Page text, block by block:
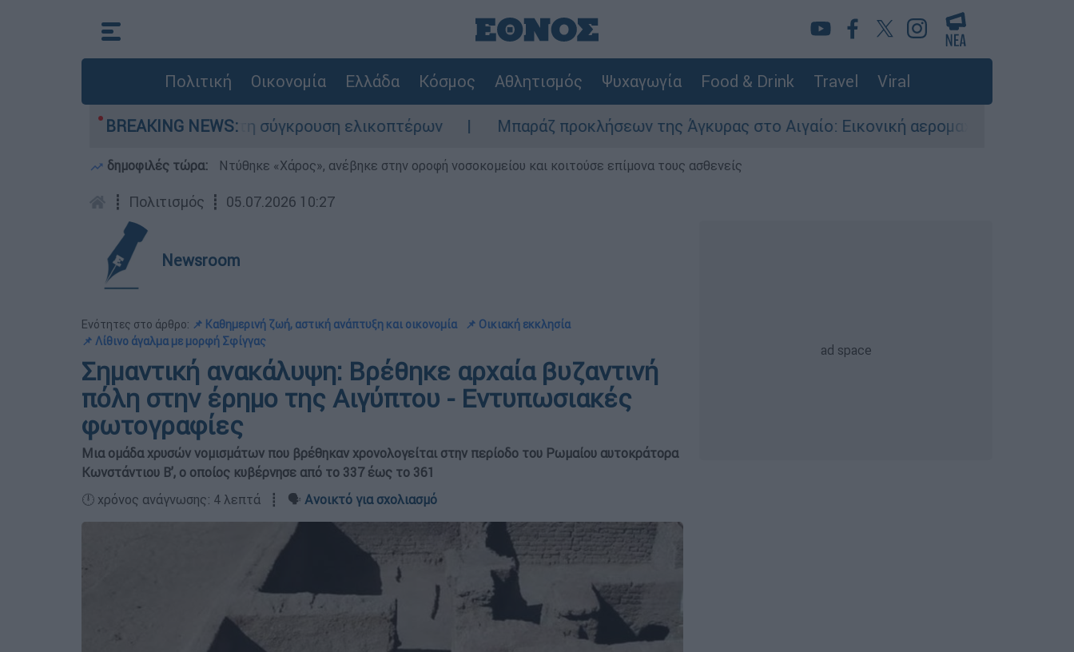
Πολιτική Οικονομία Ελλάδα Κόσμος Αθλητισμός Ψυχαγωγία Food & Drink Travel Viral
BREAKING NEWS:
τη ζωή του στη σύγκρουση ελικοπτέρων Μπαράζ προκλήσεων της Άγκυρας στο Αιγαίο: Εικονική αερομαχία ανάμεσα σε ελληνικά και
δημοφιλές τώρα: Ντύθηκε «Χάρος», ανέβηκε στην οροφή νοσοκομείου και κοιτούσε επίμονα τους ασθενείς
┋ Πολιτισμός ┋ 05.07.2026 10:27
Newsroom
Ενότητες στο άρθρο: 📌 Καθημερινή ζωή, αστική ανάπτυξη και οικονομία
📌 Οικιακή εκκλησία
📌 Λίθινο άγαλμα με μορφή Σφίγγας
Σημαντική ανακάλυψη: Βρέθηκε αρχαία βυζαντινή
πόλη στην έρημο της Αιγύπτου - Εντυπωσιακές
φωτογραφίες
Μια ομάδα χρυσών νομισμάτων που βρέθηκαν χρονολογείται στην περίοδο του Ρωμαίου αυτοκράτορα
Κωνστάντιου Β’, ο οποίος κυβέρνησε από το 337 έως το 361
🕛 χρόνος ανάγνωσης: 4 λεπτά ┋ 🗣️ Ανοικτό για σχολιασμό